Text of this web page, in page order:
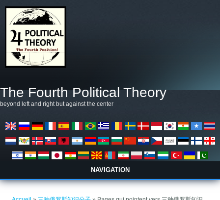
The Fourth Political Theory
beyond left and right but against the center
NAVIGATION